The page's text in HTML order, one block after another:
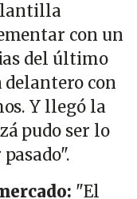
con un
del último
con
Y llegó la
pudo ser lo
"El